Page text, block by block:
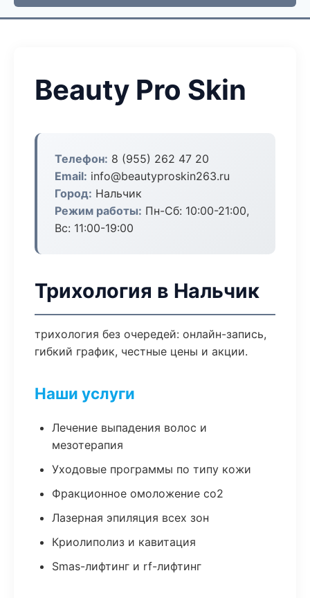
Beauty Pro Skin
Телефон: 8 (955) 262 47 20
Email: info@beautyproskin263.ru
Город: Нальчик
Режим работы: Пн-Сб: 10:00-21:00,
Вс: 11:00-19:00
Трихология в Нальчик
трихология без очередей: онлайн-запись,
гибкий график, честные цены и акции.
Наши услуги
Лечение выпадения волос и
мезотерапия
Уходовые программы по типу кожи
Фракционное омоложение co2
Лазерная эпиляция всех зон
Криолиполиз и кавитация
Smas-лифтинг и rf-лифтинг